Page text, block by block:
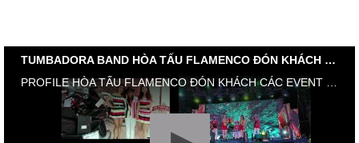
TUMBADORA BAND HÒA TẤU FLAMENCO ĐÓN KHÁCH CÁC EVENT KHAI TRƯƠNG, HỌP BÁO, HỘI NGHỊ KH, GALA